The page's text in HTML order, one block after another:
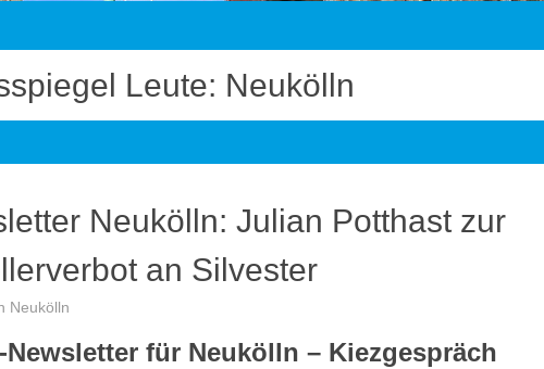
Leute: Neukölln
Neukölln: Julian Potthast zur
an Silvester
Neukölln
für Neukölln – Kiezgespräch